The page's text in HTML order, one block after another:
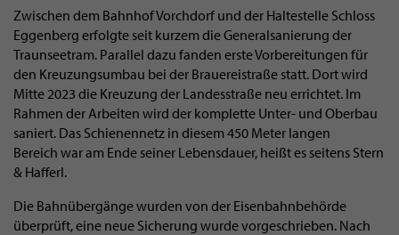
Zwischen dem Bahnhof Vorchdorf und der Haltestelle Schloss
Eggenberg erfolgte seit kurzem die Generalsanierung der
Traunseetram. Parallel dazu fanden erste Vorbereitungen für
den Kreuzungsumbau bei der Brauereistraße statt. Dort wird
Mitte 2023 die Kreuzung der Landesstraße neu errichtet. Im
Rahmen der Arbeiten wird der komplette Unter- und Oberbau
saniert. Das Schienennetz in diesem 450 Meter langen
Bereich war am Ende seiner Lebensdauer, heißt es seitens Stern
& Hafferl.
Die Bahnübergänge wurden von der Eisenbahnbehörde
überprüft, eine neue Sicherung wurde vorgeschrieben. Nach